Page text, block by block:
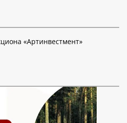
«Артинвестмент»